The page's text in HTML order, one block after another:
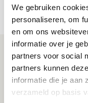
We gebruiken
personaliseren, om
en om ons
informatie over je
partners voor social
partners kunnen
informatie die je aan
verzameld op basis
07 AUGUSTUS 2026 - 09:00
FOTOVERSLAG
Míchel niet
na rust: ‘De
07 AUGUSTUS 2026 - 08:30
NIEUWS